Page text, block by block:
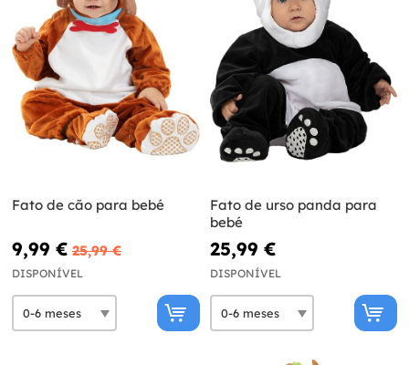
Fato de cão para bebé
9,99 € 25,99 €
DISPONÍVEL
Fato de urso panda para
bebé
25,99 €
DISPONÍVEL